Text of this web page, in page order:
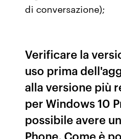
di conversazione);
Verificare la
uso prima
alla versione più
per Windows 10
possibile avere
Phone. Come è